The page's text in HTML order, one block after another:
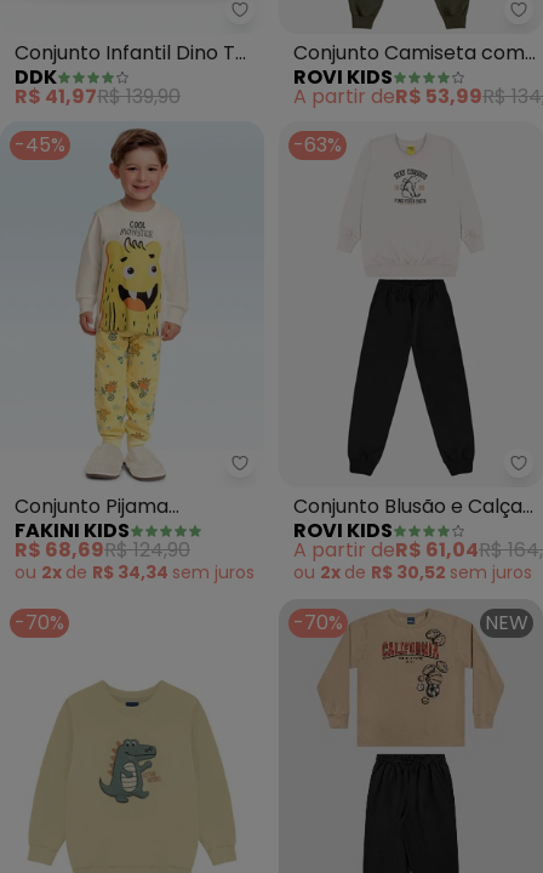
Ddk - Conjunto Infantil Dino T
Conjunto Infantil Dino T
Rex (Bege)
DDK
R$ 41,97R$ 139,90
Conjunto Camiseta com
Calça Meia Malha (Bege)
ROVI KIDS
A partir deR$ 53,99R$
-45%
Fakini Kids - Conjunto Pijama
Conjunto Pijama
Camiseta e Calça (Bege)
FAKINI KIDS
R$ 68,69R$ 124,90
ou 2x de R$ 34,34 sem juros
-63%
Conjunto Blusão e Calça
Moletom (Bege)
ROVI KIDS
A partir deR$ 61,04R$
ou 2x de R$ 30,52 sem juros
-70% -70% NEW